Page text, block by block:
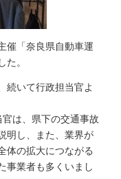
催「奈良県自動車運
た。
続いて行政担当官よ
は、県下の交通事故
明し、また、業界が
体の拡大につながる
事業者も多くいまし